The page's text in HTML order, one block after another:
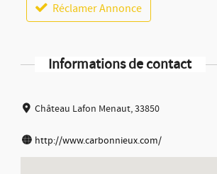
Réclamer Annonce
Informations de contact
Château Lafon Menaut, 33850
http://www.carbonnieux.com/